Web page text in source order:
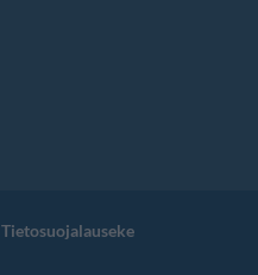
Tietosuojalauseke